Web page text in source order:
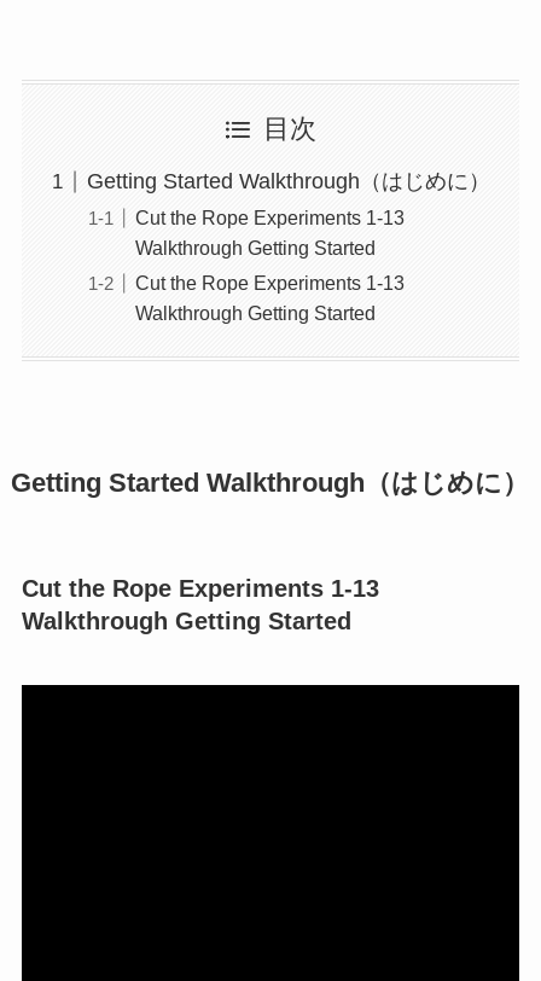
目次
Getting Started Walkthrough（はじめに）
Cut the Rope Experiments 1-13
Walkthrough Getting Started
Cut the Rope Experiments 1-13
Walkthrough Getting Started
Getting Started Walkthrough（はじめに）
Cut the Rope Experiments 1-13
Walkthrough Getting Started